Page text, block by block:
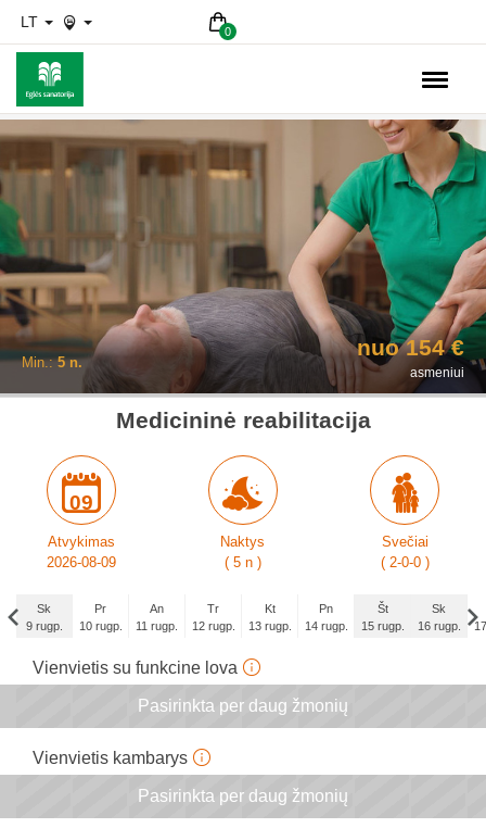
LT
0
Min.: 5 n.
nuo 154 €
asmeniui
Medicininė reabilitacija
09
Atvykimas
2026-08-09
Naktys
( 5 n )
Svečiai
( 2-0-0 )
Sk
9 rugp.
Pr
10 rugp.
An
11 rugp.
Tr
12 rugp.
Kt
13 rugp.
Pn
14 rugp.
Št
15 rugp.
Sk
16 rugp.
6 rugs.Vienvietis su funkcine lova
Pasirinkta per daug žmonių
x x x
Vienvietis kambarys
Pasirinkta per daug žmonių
x x x